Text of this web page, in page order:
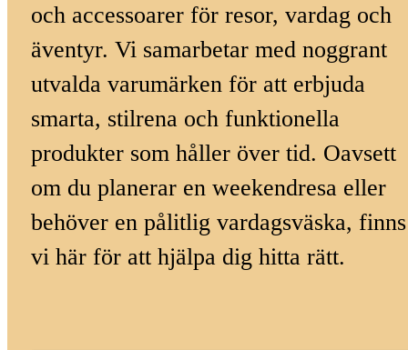
och accessoarer för resor, vardag och
äventyr. Vi samarbetar med noggrant
utvalda varumärken för att erbjuda
smarta, stilrena och funktionella
produkter som håller över tid. Oavsett
om du planerar en weekendresa eller
behöver en pålitlig vardagsväska, finns
vi här för att hjälpa dig hitta rätt.